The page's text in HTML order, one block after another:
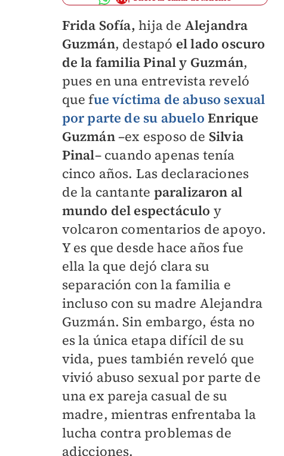
Frida Sofía, hija de Alejandra
Guzmán, destapó el lado oscuro
de la familia Pinal y Guzmán,
pues en una entrevista reveló
que fue víctima de abuso sexual
por parte de su abuelo Enrique
Guzmán–ex esposo de Silvia
Pinal– cuando apenas tenía
cinco años. Las declaraciones
de la cantante paralizaron al
mundo del espectáculo y
volcaron comentarios de apoyo.
Y es que desde hace años fue
ella la que dejó clara su
separación con la familia e
incluso con su madre Alejandra
Guzmán. Sin embargo, ésta no
es la única etapa difícil de su
vida, pues también reveló que
vivió abuso sexual por parte de
una ex pareja casual de su
madre, mientras enfrentaba la
lucha contra problemas de
adicciones.